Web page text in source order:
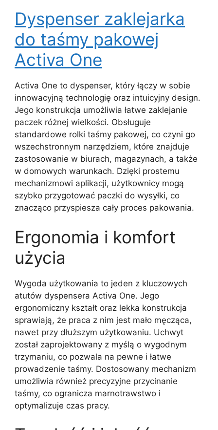
Dyspenser zaklejarka
do taśmy pakowej
Activa One
Activa One to dyspenser, który łączy w sobie
innowacyjną technologię oraz intuicyjny design.
Jego konstrukcja umożliwia łatwe zaklejanie
paczek różnej wielkości. Obsługuje
standardowe rolki taśmy pakowej, co czyni go
wszechstronnym narzędziem, które znajduje
zastosowanie w biurach, magazynach, a także
w domowych warunkach. Dzięki prostemu
mechanizmowi aplikacji, użytkownicy mogą
szybko przygotować paczki do wysyłki, co
znacząco przyspiesza cały proces pakowania.
Ergonomia i komfort
użycia
Wygoda użytkowania to jeden z kluczowych
atutów dyspensera Activa One. Jego
ergonomiczny kształt oraz lekka konstrukcja
sprawiają, że praca z nim jest mało męcząca,
nawet przy dłuższym użytkowaniu. Uchwyt
został zaprojektowany z myślą o wygodnym
trzymaniu, co pozwala na pewne i łatwe
prowadzenie taśmy. Dostosowany mechanizm
umożliwia również precyzyjne przycinanie
taśmy, co ogranicza marnotrawstwo i
optymalizuje czas pracy.